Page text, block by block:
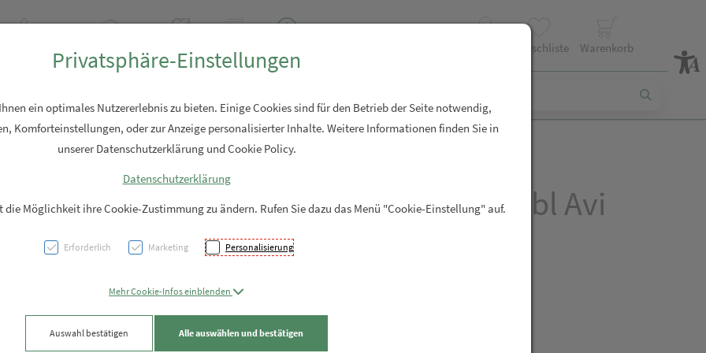
Wunschliste Warenkorb
Cranberry Lutschtabl Avi
120st
18,49 EUR
Privatsphäre-Einstellungen
ein optimales Nutzererlebnis zu bieten. Einige Cookies sind für den Betrieb der Seite notwendig,
Komforteinstellungen, oder zur Anzeige personalisierter Inhalte. Weitere Informationen finden Sie in
unserer Datenschutzerklärung und Cookie Policy.
Datenschutzerklärung
die Möglichkeit ihre Cookie-Zustimmung zu ändern. Rufen Sie dazu das Menü "Cookie-Einstellung" auf.
Erforderlich Marketing Personalisierung
Mehr Cookie-Infos einblenden
Auswahl bestätigen Alle auswählen und bestätigen